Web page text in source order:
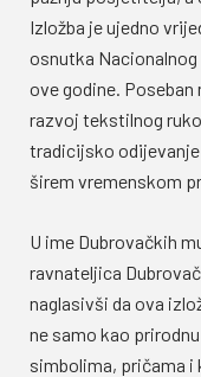
Izložba je ujedno
osnutka
ove godine.
razvoj tekstilnog
tradicijsko odijevanje
širem vremenskom
U ime Dubrovačkih
ravnateljica
naglasivši da ova
ne samo kao
simbolima, pričama